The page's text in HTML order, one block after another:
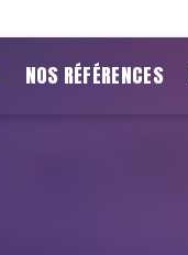
NOS RÉFÉRENCES